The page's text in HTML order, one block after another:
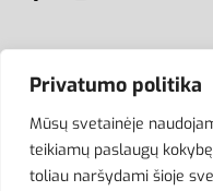
Privatumo politika
Mūsų svetainėje
teikiamų paslaugų
toliau naršydami šioje